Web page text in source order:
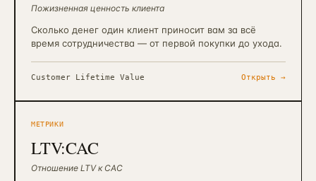
Пожизненная ценность клиента
Сколько денег один клиент приносит вам за всё
время сотрудничества — от первой покупки до ухода.
Customer Lifetime Value Открыть →
МЕТРИКИ
LTV:CAC
Отношение LTV к CAC